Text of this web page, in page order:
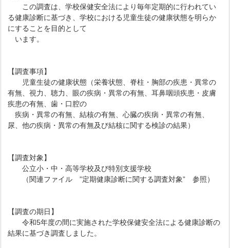
この調査は、学校保健安全法により毎年定期的に行われてい
る健康診断に基づき、学校における児童生徒の健康状態を明らか
にすることを目的として
います。
【調査事項】
児童生徒の健康状態（栄養状態、脊柱・胸部の疾患・異常の
有無、視力、聴力、眼の疾病・異常の有無、耳鼻咽頭疾患・皮膚
疾患の有無、歯・口腔の
疾病・異常の有無、結核の有無、心臓の疾病・異常の有無、
尿、他の疾病・異常の有無及び結核に関する検診の結果）
【調査対象】
公立小・中・高等学校及び特別支援学校
（関連ファイル ”定期健康診断に関する調査対象” 参照）
【調査の期日】
令和5年度の間に実施された学校保健安全法による健康診断の
結果に基づき調査しました。